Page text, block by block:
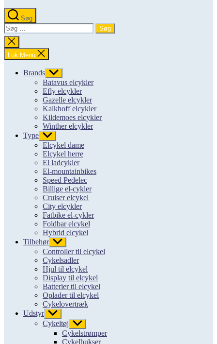
Søg
Søg
efter:
Luk
søgning
Luk Menu
Brands Vis
undermenu
Batavus elcykler
Efly elcykler
Gazelle elcykler
Kalkhoff elcykler
Kildemoes elcykler
Winther elcykler
Type Vis
undermenu
Elcykel dame
Elcykel herre
El ladcykler
El-mountainbikes
Speed Pedelec
Billige el-cykler
Cruiser elcykel
City elcykler
Fatbike el-cykler
Foldbar elcykel
Hybrid elcykel
Tilbehør Vis
undermenu
Controller til elcykel
Cykelsadler
Hjul til elcykel
Display til elcykel
Batterier til elcykel
Oplader til elcykel
Cykelovertræk
Udstyr Vis
undermenu
Cykeltøj Vis
undermenu
Cykelstrømper
Cykelbukser